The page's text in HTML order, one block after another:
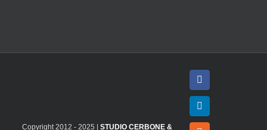
Copyright 2012 - 2025 | STUDIO CERBONE &
Facebook
LinkedIn